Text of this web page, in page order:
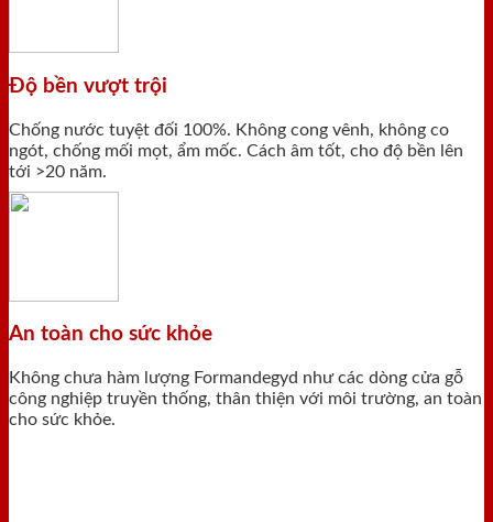
Độ bền vượt trội
Chống nước tuyệt đối 100%. Không cong vênh, không co
ngót, chống mối mọt, ẩm mốc. Cách âm tốt, cho độ bền lên
tới >20 năm.
An toàn cho sức khỏe
Không chưa hàm lượng Formandegyd như các dòng cửa gỗ
công nghiệp truyền thống, thân thiện với môi trường, an toàn
cho sức khỏe.